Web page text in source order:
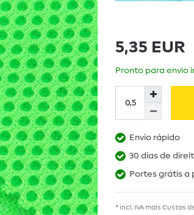
5,35 EUR
Pronto para envio
Envio rápido
30 dias de
Portes grátis a
* incl. IVA mais Custos